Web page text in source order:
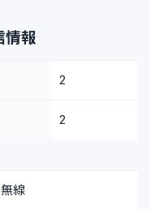
情報
2
2
線